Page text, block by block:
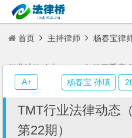
首页 主持律师 杨春宝律
行业法律动态（2022年第四季度/
TMT行业法律动态
第22期）
杨春宝 孙瑱
A+